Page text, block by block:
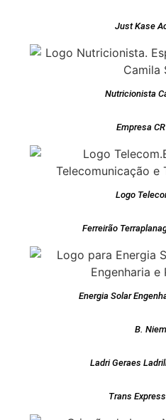
Just Kase
Nutricionista
Empresa
Logo
Ferreirão
Energia Solar
B.
Ladri Geraes
Trans